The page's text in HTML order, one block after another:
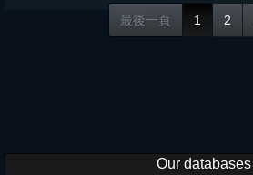
最後一頁
1 2
Our databases